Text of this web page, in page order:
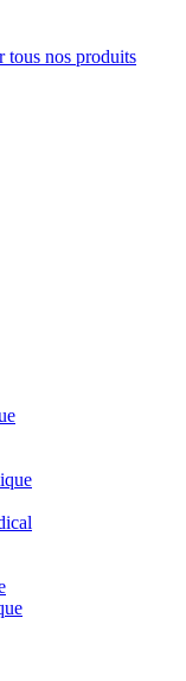
tous nos produits